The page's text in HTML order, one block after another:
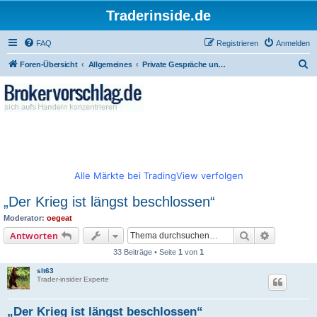
Traderinside.de
FAQ Anmelden
Registrieren
Foren-Übersicht Allgemeines Private Gespräche und allgemeiner Börsentalk
Alle Märkte bei TradingView verfolgen
„Der Krieg ist längst beschlossen“
Moderator: oegeat
Antworten Suche
33 Beiträge • Seite 1 von 1
slt63
Trader-insider Experte
„Der Krieg ist längst beschlossen“